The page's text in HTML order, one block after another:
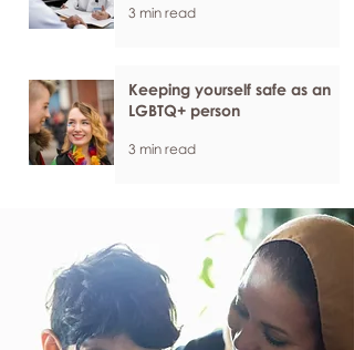
3 min read
Keeping yourself safe as an
LGBTQ+ person
3 min read